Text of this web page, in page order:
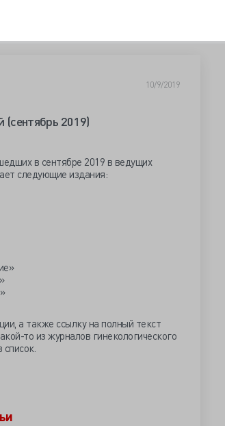
10/9/2019
(сентябрь 2019)
в сентябре 2019 в ведущих
следующие издания:
а также ссылку на полный текст
то из журналов гинекологического